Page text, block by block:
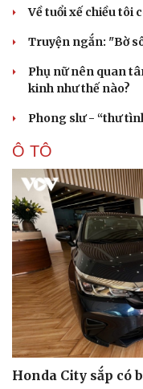
Cải chính
Về tuổi xế chiều tôi
Truyện ngắn: "Bờ
Phụ nữ nên quan
kinh như thế nào?
Phong slư - “thư
Ô TÔ
Honda City sắp có